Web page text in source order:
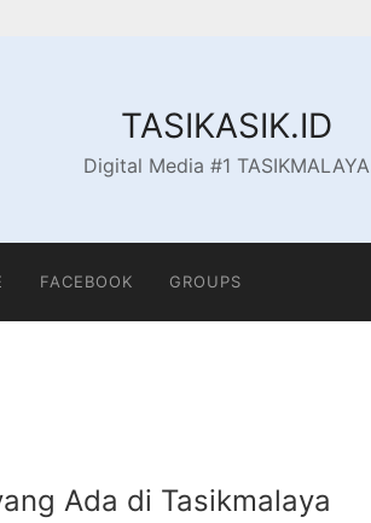
TASIKASIK.ID
Digital Media #1 TASIKMALAYA
FACEBOOK GROUPS
Ada di Tasikmalaya